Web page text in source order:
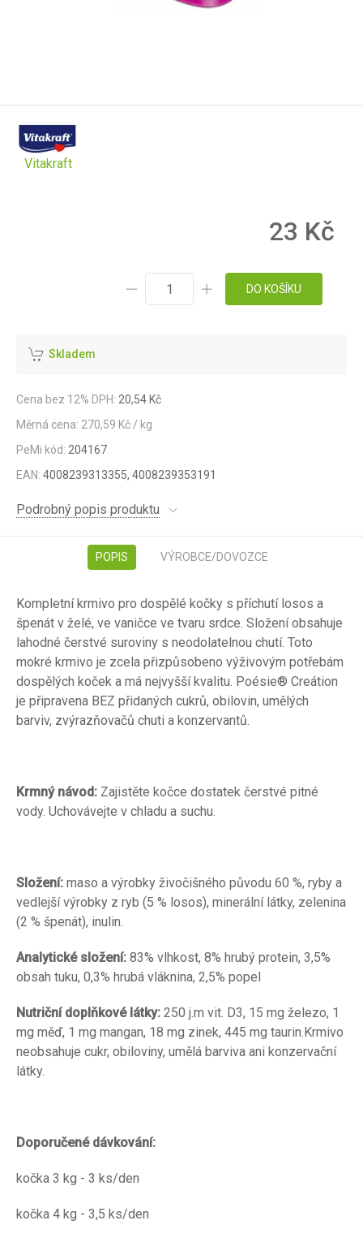
Vitakraft
23 Kč
DO KOŠÍKU
Skladem
Cena bez 12% DPH: 20,54 Kč
Měrná cena: 270,59 Kč / kg
PeMi kód: 204167
EAN: 4008239313355, 4008239353191
Podrobný popis produktu
POPIS VÝROBCE/DOVOZCE
Kompletní krmivo pro dospělé kočky s příchutí losos a
špenát v želé, ve vaničce ve tvaru srdce. Složení obsahuje
lahodné čerstvé suroviny s neodolatelnou chutí. Toto
mokré krmivo je zcela přizpůsobeno výživovým potřebám
dospělých koček a má nejvyšší kvalitu. Poésie® Creátion
je připravena BEZ přidaných cukrů, obilovin, umělých
barviv, zvýrazňovačů chuti a konzervantů.
Krmný návod: Zajistěte kočce dostatek čerstvé pitné
vody. Uchovávejte v chladu a suchu.
Složení: maso a výrobky živočišného původu 60 %, ryby a
vedlejší výrobky z ryb (5 % losos), minerální látky, zelenina
(2 % špenát), inulin.
Analytické složení: 83% vlhkost, 8% hrubý protein, 3,5%
obsah tuku, 0,3% hrubá vláknina, 2,5% popel
Nutriční doplňkové látky: 250 j.m vit. D3, 15 mg železo, 1
mg měď, 1 mg mangan, 18 mg zinek, 445 mg taurin.Krmivo
neobsahuje cukr, obiloviny, umělá barviva ani konzervační
látky.
Doporučené dávkování:
kočka 3 kg - 3 ks/den
kočka 4 kg - 3,5 ks/den